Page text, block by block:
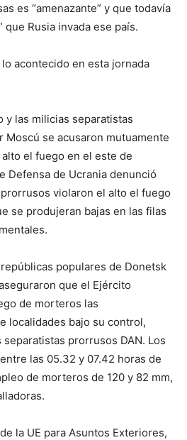
es “amenazante” y que todavía
que Rusia invada ese país.
acontecido en esta jornada
y las milicias separatistas
Moscú se acusaron mutuamente
el fuego en el este de
Defensa de Ucrania denunció
violaron el alto el fuego
se produjeran bajas en las filas
populares de Donetsk
que el Ejército
de morteros las
localidades bajo su control,
prorrusos DAN. Los
las 05.32 y 07.42 horas de
de morteros de 120 y 82 mm,
la UE para Asuntos Exteriores,